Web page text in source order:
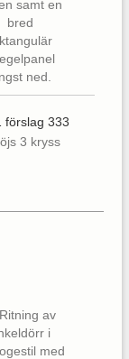
förslag 333
3 kryss